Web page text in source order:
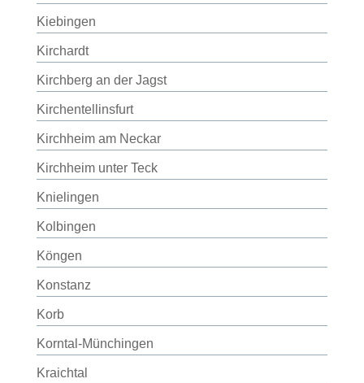
Kiebingen
Kirchardt
Kirchberg an der Jagst
Kirchentellinsfurt
Kirchheim am Neckar
Kirchheim unter Teck
Knielingen
Kolbingen
Köngen
Konstanz
Korb
Korntal-Münchingen
Kraichtal